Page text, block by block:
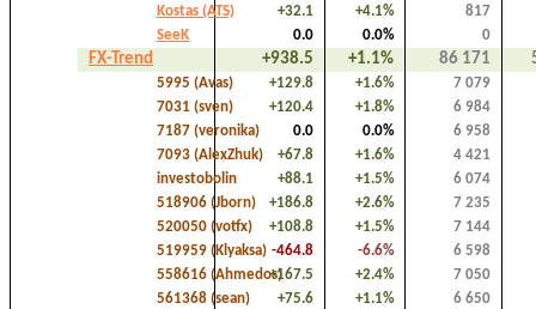
Kostas (ATS) +32.1 +4.1%
817
SeeK
0.0 0.0% 0
FX-Trend +938.5 +1.1% 86 171
5995 (Avas) +129.8 +1.6%
7 079
7031 (sven)
+120.4 +1.8%
6 984
7187 (veronika)
0.0 0.0%
6 958
7093 (AlexZhuk)
+67.8 +1.6%
4 421
investobolin
+88.1 +1.5%
6 074
518906 (Jborn)
+186.8 +2.6%
7 235
520050 (votfx)
+108.8 +1.5%
7 144
519959 (Klyaksa) -464.8 -6.6%
6 598
558616 (Ahmedos)+167.5 +2.4%
7 050
561368 (sean)
+75.6 +1.1%
6 650